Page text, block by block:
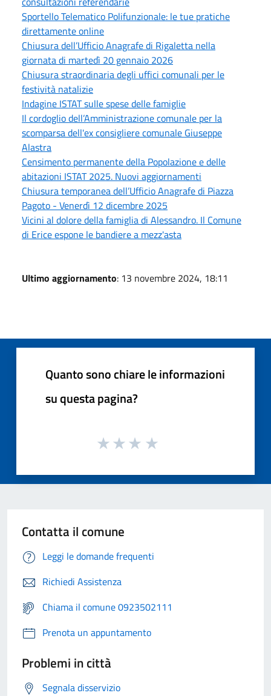
Sportello Telematico Polifunzionale: le tue pratiche
direttamente online
Chiusura dell’Ufficio Anagrafe di Rigaletta nella
giornata di martedì 20 gennaio 2026
Chiusura straordinaria degli uffici comunali per le
festività natalizie
Indagine ISTAT sulle spese delle famiglie
Il cordoglio dell’Amministrazione comunale per la
scomparsa dell'ex consigliere comunale Giuseppe
Alastra
Censimento permanente della Popolazione e delle
abitazioni ISTAT 2025. Nuovi aggiornamenti
Chiusura temporanea dell’Ufficio Anagrafe di Piazza
Pagoto - Venerdì 12 dicembre 2025
Vicini al dolore della famiglia di Alessandro. Il Comune
di Erice espone le bandiere a mezz'asta
Ultimo aggiornamento: 13 novembre 2024, 18:11
Quanto sono chiare le informazioni
su questa pagina?
Contatta il comune
Leggi le domande frequenti
Richiedi Assistenza
Chiama il comune 0923502111
Prenota un appuntamento
Problemi in città
Segnala disservizio